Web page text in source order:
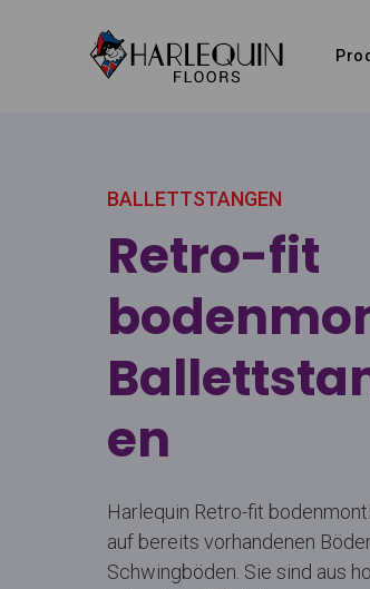
BALLETTSTANGEN
Retro-fit
en
Harlequin Retro-fit
auf bereits vorhandenen
Schwingböden. Sie sind aus